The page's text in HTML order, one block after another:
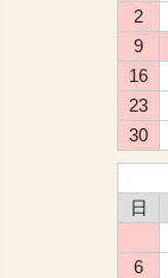
2
9
16
23
30
日
6